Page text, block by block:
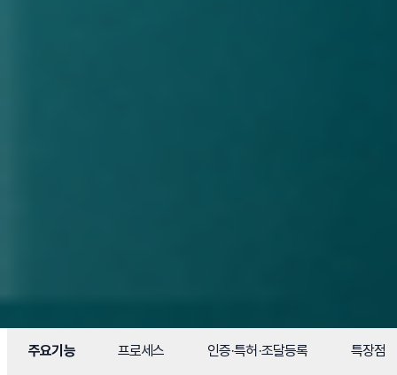
주요기능 프로세스 인증·특허·조달등록 특장점